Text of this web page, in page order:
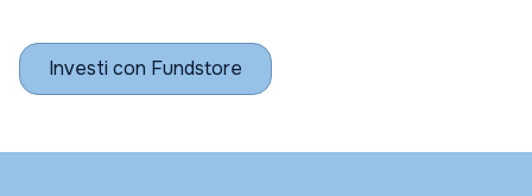
Investi con Fundstore